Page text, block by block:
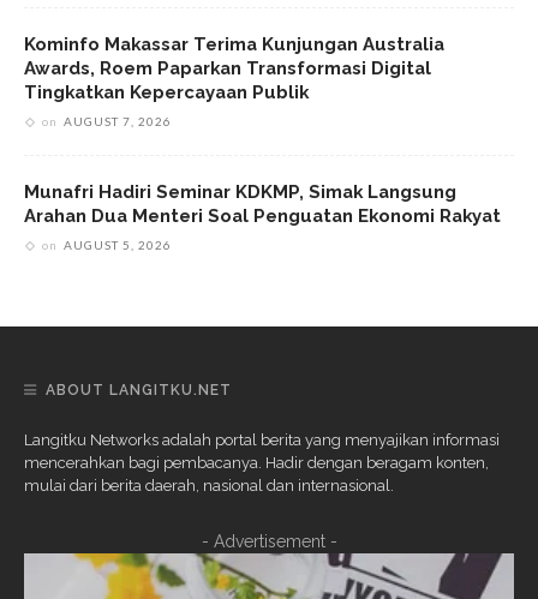
Kominfo Makassar Terima Kunjungan Australia
Awards, Roem Paparkan Transformasi Digital
Tingkatkan Kepercayaan Publik
on AUGUST 7, 2026
Munafri Hadiri Seminar KDKMP, Simak Langsung
Arahan Dua Menteri Soal Penguatan Ekonomi Rakyat
on AUGUST 5, 2026
ABOUT LANGITKU.NET
Langitku Networks adalah portal berita yang menyajikan informasi
mencerahkan bagi pembacanya. Hadir dengan beragam konten,
mulai dari berita daerah, nasional dan internasional.
- Advertisement -